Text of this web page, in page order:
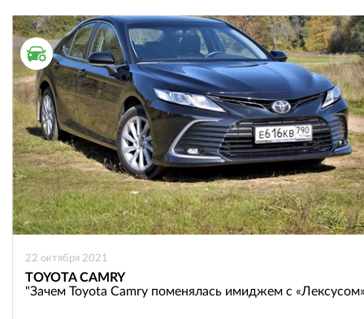
ТЕСТ ДРАЙВ
22 октября 2021
TOYOTA CAMRY
"Зачем Toyota Camry поменялась имиджем с